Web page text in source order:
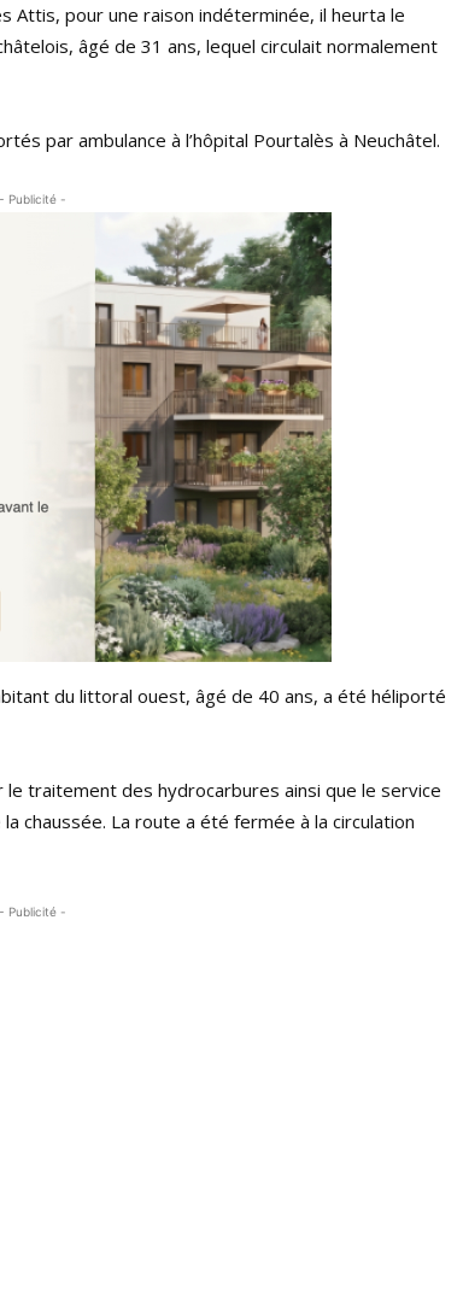
Attis, pour une raison indéterminée, il heurta le
âgé de 31 ans, lequel circulait normalement
par ambulance à l’hôpital Pourtalès à Neuchâtel.
- Publicité -
du littoral ouest, âgé de 40 ans, a été héliporté
traitement des hydrocarbures ainsi que le service
chaussée. La route a été fermée à la circulation
- Publicité -